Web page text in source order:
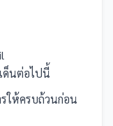
ด็นต่อไปนี้
ให้ครบถ้วนก่อน